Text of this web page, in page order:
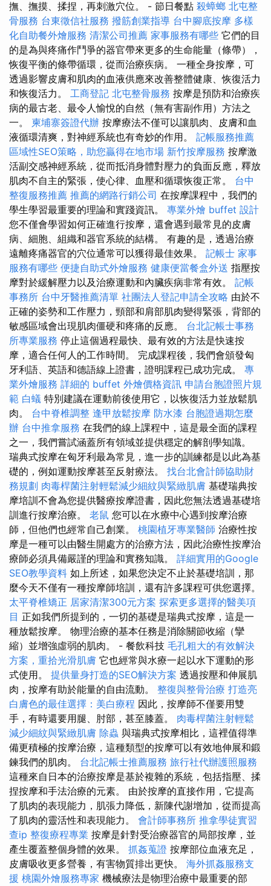
撫、撫摸、揉捏，再刺激穴位。 - 節日餐點 殺蟑螂 北屯整
骨服務 台東徵信社服務 撥筋創業指導 台中腳底按摩 多樣
化自助餐外燴服務 清潔公司推薦 家事服務有哪些 它們的目
的是為與疼痛作鬥爭的器官帶來更多的生命能量（條帶），
恢復平衡的條帶循環，從而治療疾病。 一種全身按摩，可
透過影響皮膚和肌肉的血液供應來改善整體健康、恢復活力
和恢復活力。 工商登記 北屯整骨服務 按摩是預防和治療疾
病的最古老、最令人愉悅的自然（無有害副作用）方法之
一。 柬埔寨簽證代辦 按摩療法不僅可以讓肌肉、皮膚和血
液循環清爽，對神經系統也有奇妙的作用。 記帳服務推薦
區域性SEO策略，助您贏得在地市場 新竹按摩服務 按摩激
活副交感神經系統，從而抵消身體對壓力的負面反應，釋放
肌肉不自主的緊張，使心律、血壓和循環恢復正常。 台中
整復服務推薦 推薦的網路行銷公司 在按摩課程中，我們的
學生學習最重要的理論和實踐資訊。 專業外燴 buffet 設計
您不僅會學習如何正確進行按摩，還會遇到最常見的皮膚
病、細胞、組織和器官系統的結構。 有趣的是，透過治療
遠離疼痛器官的穴位通常可以獲得最佳效果。 記帳士 家事
服務有哪些 便捷自助式外燴服務 健康便當餐盒外送 指壓按
摩對於緩解壓力以及治療運動和內臟疾病非常有效。 記帳
事務所 台中牙醫推薦清單 社團法人登記申請全攻略 由於不
正確的姿勢和工作壓力，頸部和肩部肌肉變得緊張，背部的
敏感區域會出現肌肉僵硬和疼痛的反應。 台北記帳士事務
所專業服務 停止這個過程最快、最有效的方法是快速按
摩，適合任何人的工作時間。 完成課程後，我們會頒發匈
牙利語、英語和德語線上證書，證明課程已成功完成。 專
業外燴服務 詳細的 buffet 外燴價格資訊 申請台胞證照片規
範 白蟻 特別建議在運動前後使用它，以恢復活力並放鬆肌
肉。 台中脊椎調整 逢甲放鬆按摩 防水漆 台胞證過期怎麼
辦 台中推拿服務 在我們的線上課程中，這是最全面的課程
之一，我們嘗試涵蓋所有領域並提供穩定的解剖學知識。
瑞典式按摩在匈牙利最為常見，進一步的訓練都是以此為基
礎的，例如運動按摩甚至反射療法。 找台北會計師協助財
務規劃 肉毒桿菌注射輕鬆減少細紋與緊緻肌膚 基礎瑞典按
摩培訓不會為您提供醫療按摩證書，因此您無法透過基礎培
訓進行按摩治療。 老鼠 您可以在水療中心遇到按摩治療
師，但他們也經常自己創業。 桃園植牙專業醫師 治療性按
摩是一種可以由醫生開處方的治療方法，因此治療性按摩治
療師必須具備嚴謹的理論和實務知識。 詳細實用的Google
SEO教學資料 如上所述，如果您決定不止於基礎培訓，那
麼今天不僅有一種按摩師培訓，還有許多課程可供您選擇。
太平脊椎矯正 居家清潔300元方案 探索更多選擇的醫美項
目 正如我們所提到的，一切的基礎是瑞典式按摩，這是一
種放鬆按摩。 物理治療的基本任務是消除關節收縮（攣
縮）並增強虛弱的肌肉。 - 餐飲科技 毛孔粗大的有效解決
方案，重拾光滑肌膚 它也經常與水療一起以水下運動的形
式使用。 提供量身打造的SEO解決方案 透過按壓和伸展肌
肉，按摩有助於能量的自由流動。 整復與整骨治療 打造亮
白膚色的最佳選擇：美白療程 因此，按摩師不僅要用雙
手，有時還要用腿、肘部，甚至膝蓋。 肉毒桿菌注射輕鬆
減少細紋與緊緻肌膚 除蟲 與瑞典式按摩相比，這裡值得準
備更積極的按摩治療，這種類型的按摩可以有效地伸展和鍛
鍊我們的肌肉。 台北記帳士推薦服務 旅行社代辦護照服務
這種來自日本的治療按摩是基於複雜的系統，包括指壓、揉
捏按摩和手法治療的元素。 由於按摩的直接作用，它提高
了肌肉的表現能力，肌張力降低，新陳代謝增加，從而提高
了肌肉的靈活性和表現能力。 會計師事務所 推拿學徒實習
查ip 整復療程專業 按摩是針對受治療器官的局部按摩，並
產生覆蓋整個身體的效果。 抓姦蒐證 按摩部位血液充足，
皮膚吸收更多營養，有害物質排出更快。 海外抓姦服務支
援 桃園外燴服務專家 機械療法是物理治療中最重要的部